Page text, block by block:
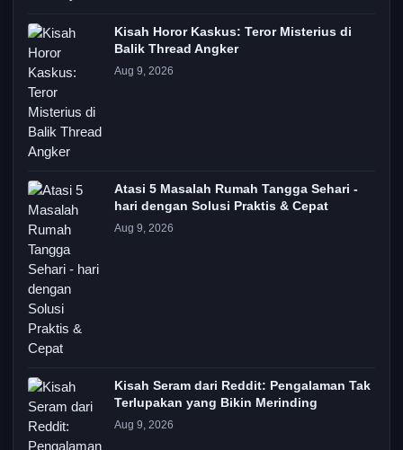
Kisah Horor Kaskus: Teror Misterius di
Balik Thread Angker
Aug 9, 2026
Atasi 5 Masalah Rumah Tangga Sehari -
hari dengan Solusi Praktis & Cepat
Aug 9, 2026
Kisah Seram dari Reddit: Pengalaman Tak
Terlupakan yang Bikin Merinding
Aug 9, 2026